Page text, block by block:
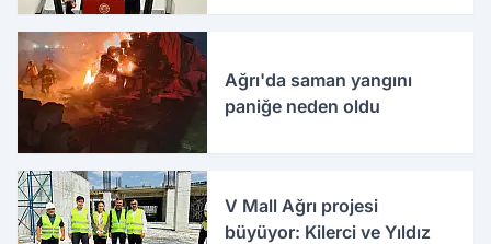
Ağrı'da saman yangını
paniğe neden oldu
V Mall Ağrı projesi
büyüyor: Kilerci ve Yıldız